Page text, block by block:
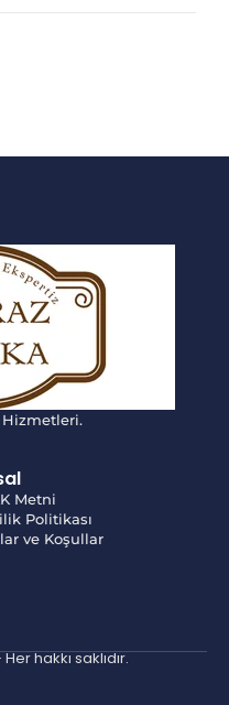
Hizmetleri.
Metni
Politikası
ve Koşullar
hakkı saklıdır.